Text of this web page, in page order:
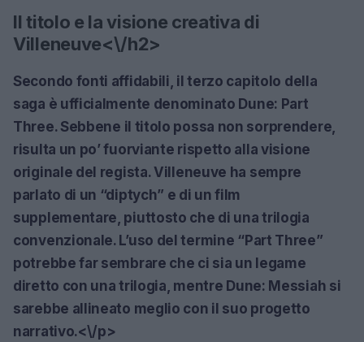
Il titolo e la visione creativa di
Villeneuve<\/h2>
Secondo fonti affidabili, il terzo capitolo della
saga è ufficialmente denominato Dune: Part
Three. Sebbene il titolo possa non sorprendere,
risulta un po’ fuorviante rispetto alla visione
originale del regista. Villeneuve ha sempre
parlato di un “diptych” e di un film
supplementare, piuttosto che di una trilogia
convenzionale. L’uso del termine “Part Three”
potrebbe far sembrare che ci sia un legame
diretto con una trilogia, mentre Dune: Messiah si
sarebbe allineato meglio con il suo progetto
narrativo.<\/p>